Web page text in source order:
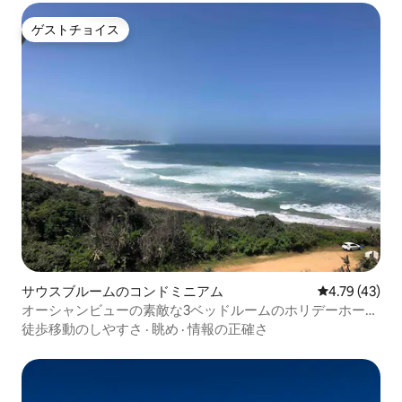
ゲストチョイス
ゲストチョイス
サウスブルームのコンドミニアム レビュー43
4.79 (43)
オーシャンビューの素敵な3ベッドルームのホリデーホー
ム。
徒歩移動のしやすさ · 眺め ·情報の正確さ